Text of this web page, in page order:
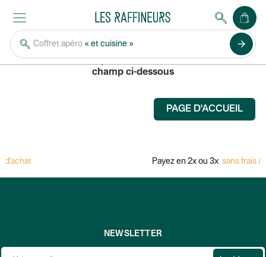
Coffret apéro « et cuisine » arrow_forward
MERCI ALFRED
Pour rechercher un produit, saisissez son nom dans le
champ ci-dessous
PAGE D'ACCUEIL
d'achat Payez en 2x ou 3x sans frais
NEWSLETTER